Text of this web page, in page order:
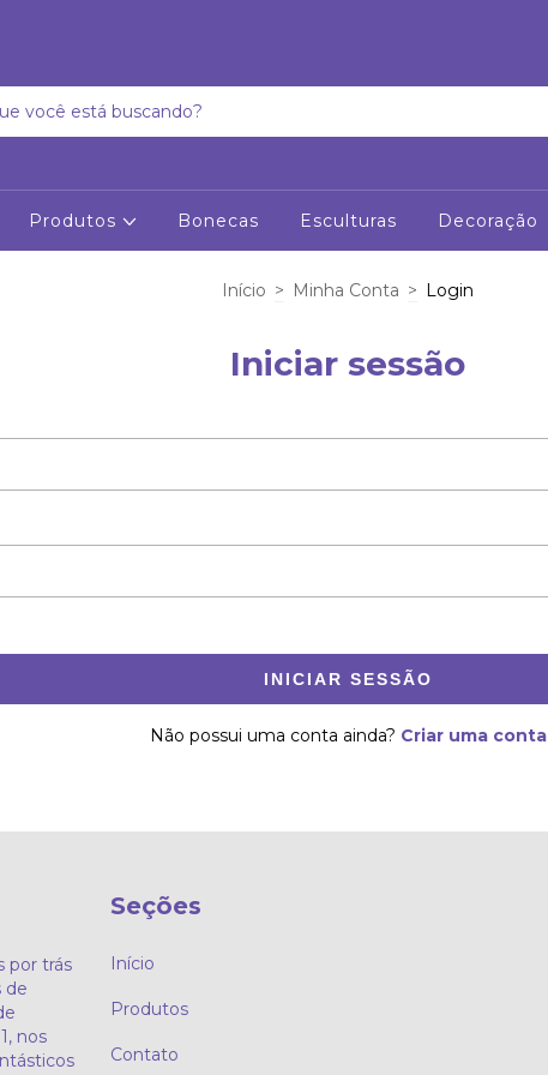
Produtos Bonecas Esculturas Decoração
Início > Minha Conta > Login
Iniciar sessão
INICIAR SESSÃO
Não possui uma conta ainda? Criar uma conta
por trás
de
nos
Seções
Início
Produtos
Contato